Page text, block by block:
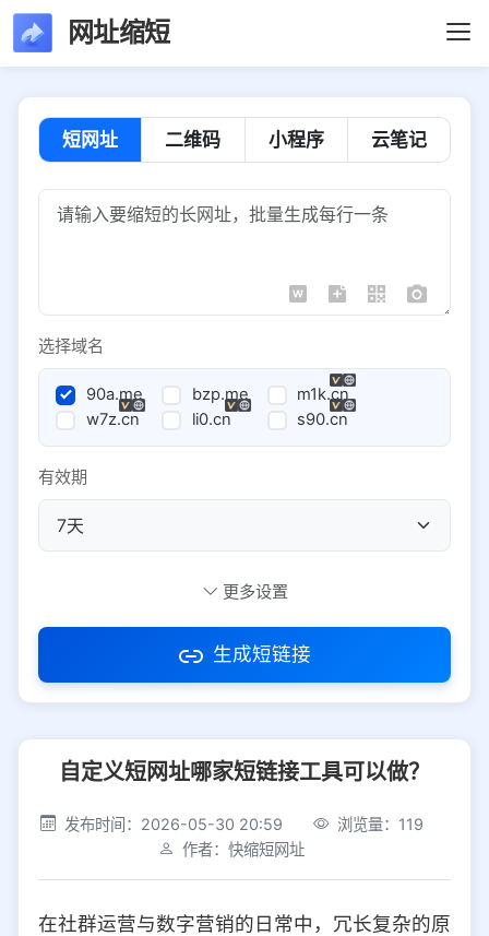
网址缩短
短网址 二维码 小程序 云笔记
选择域名
90a.me bzp.me
m1k.cn
w7z.cn
li0.cn s90.cn
有效期
访问密码
社交平台 电商平台
选择防红平台类型，避免链接被拦截
更多设置
生成短链接
自定义短网址哪家短链接工具可以做？
发布时间：2026-05-30 20:59
浏览量：119
作者：快缩短网址
在社群运营与数字营销的日常中，冗长复杂的原